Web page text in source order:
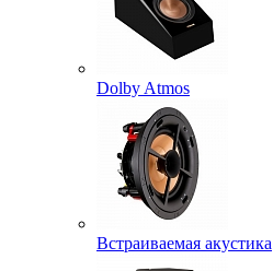
Dolby Atmos
Встраиваемая акустика